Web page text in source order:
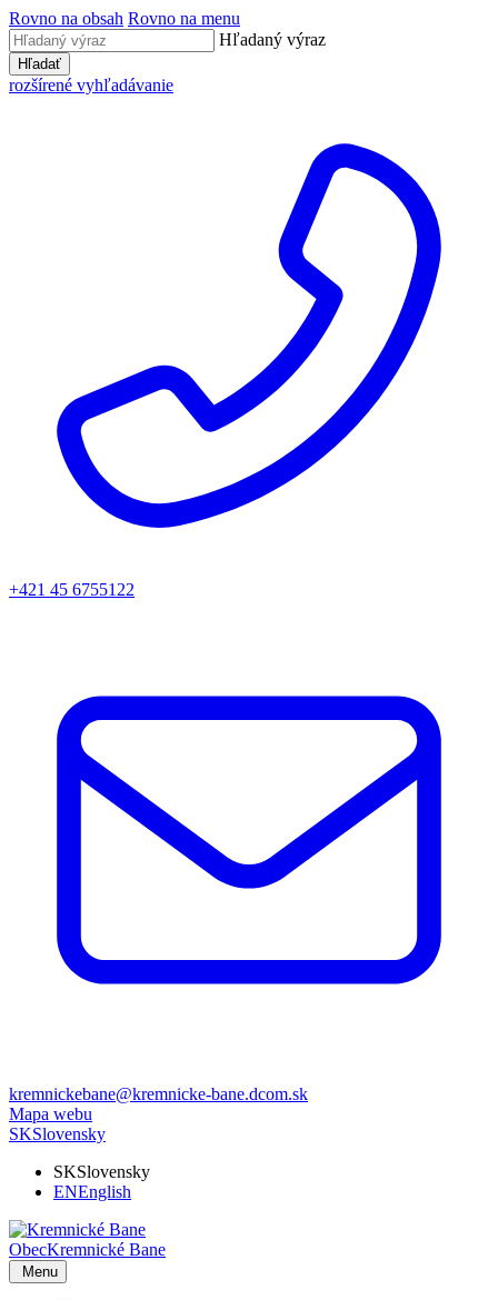
Rovno na obsah Rovno na menu
Hľadaný výraz
Hľadať
rozšírené vyhľadávanie
+421 45 6755122
kremnickebane@kremnicke-bane.dcom.sk
Mapa webu
SKSlovensky
SKSlovensky
ENEnglish
ObecKremnické Bane
Menu